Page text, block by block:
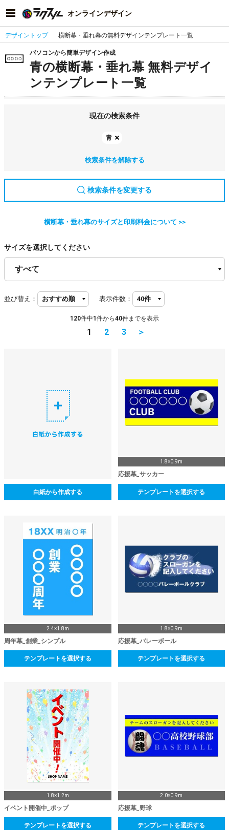
オンラインデザイン
デザイントップ 横断幕・垂れ幕の無料デザインテンプレート一覧
パソコンから簡単デザイン作成
青の横断幕・垂れ幕 無料デザイ
ンテンプレート一覧
現在の検索条件
青
検索条件を解除する
検索条件を変更する
横断幕・垂れ幕のサイズと印刷料金について >>
サイズを選択してください
並び替え： 表示件数：
120件中1 件から40件までを表示
1 2 3 ＞
白紙から作成する
1.8×0.9m
応援幕_サッカー
テンプレートを選択する
2.4×1.8m
周年幕_創業_シンプル
テンプレートを選択する
1.8×0.9m
応援幕_バレーボール
テンプレートを選択する
1.8×1.2m
イベント開催中_ポップ
テンプレートを選択する
2.0×0.9m
応援幕_野球
テンプレートを選択する